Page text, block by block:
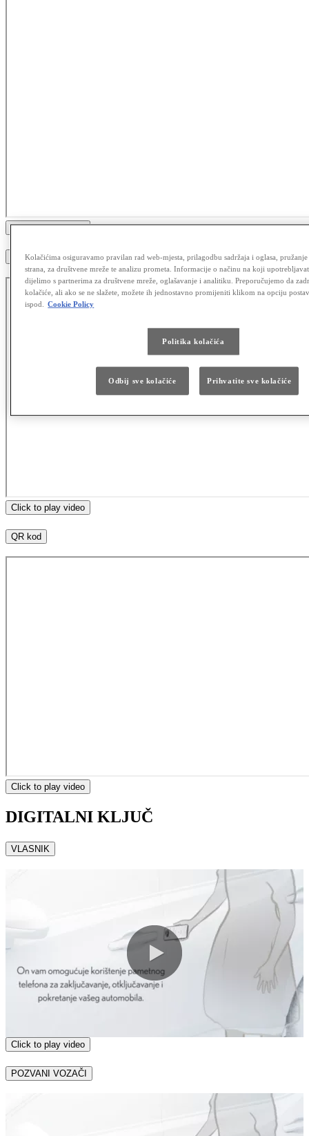
Click to play video
Konfiguriranje korisničkog profila
Click to play video
QR kod
Click to play video
DIGITALNI KLJUČ
VLASNIK
Click to play video
POZVANI VOZAČI
Kolačićima osiguravamo pravilan rad web-mjesta, prilagodbu sadržaja i oglasa,
strana, za društvene mreže te analizu prometa. Informacije o načinu na koji
dijelimo s partnerima za društvene mreže, oglašavanje i analitiku. Preporučujemo da
kolačiće, ali ako se ne slažete, možete ih jednostavno promijeniti klikom na opciju
ispod.
Cookie Policy
Politika kolačića
Odbij sve kolačiće Prihvatite sve kolačiće